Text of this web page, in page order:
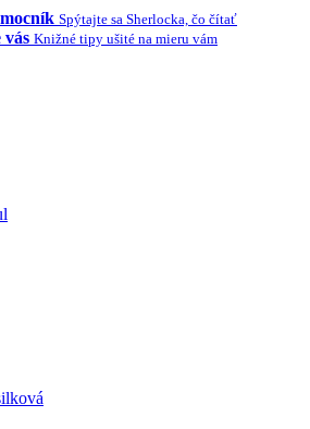
Spýtajte sa Sherlocka, čo čítať
vás Knižné tipy ušité na mieru vám